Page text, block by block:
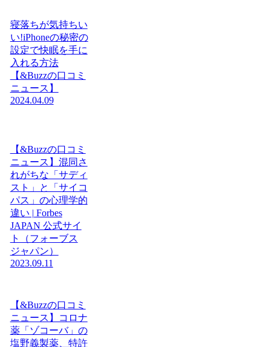
寝落ちが気持ちい
い!iPhoneの秘密の
設定で快眠を手に
入れる方法
【&Buzzの口コミ
ニュース】
2024.04.09
【&Buzzの口コミ
ニュース】混同さ
れがちな「サディ
スト」と「サイコ
パス」の心理学的
違い | Forbes
JAPAN 公式サイ
ト（フォーブス
ジャパン）
2023.09.11
【&Buzzの口コミ
ニュース】コロナ
薬「ゾコーバ」の
塩野義製薬、特許